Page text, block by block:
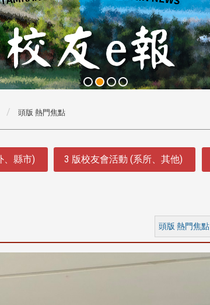
頭版 熱門焦點
、縣市) 3 版校友會活動 (系所、其他)
頭版 熱門焦點